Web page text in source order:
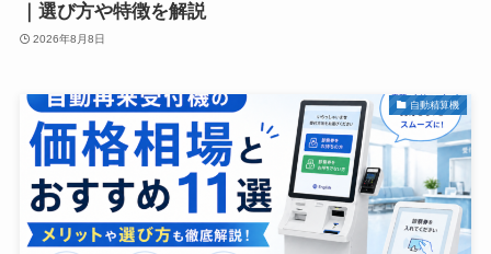
｜選び方や特徴を解説
2026年8月8日
自動精算機